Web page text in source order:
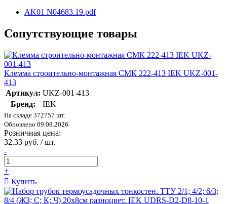
AK01 N04683.19.pdf
Сопутствующие товары
Клемма строительно-монтажная СМК 222-413 IEK UKZ-001-
413
Артикул: UKZ-001-413
Бренд:
IEK
На складе 372757 шт.
Обновлено 09.08.2026
Розничная цена:
32.33 руб. / шт.
-
+
Купить